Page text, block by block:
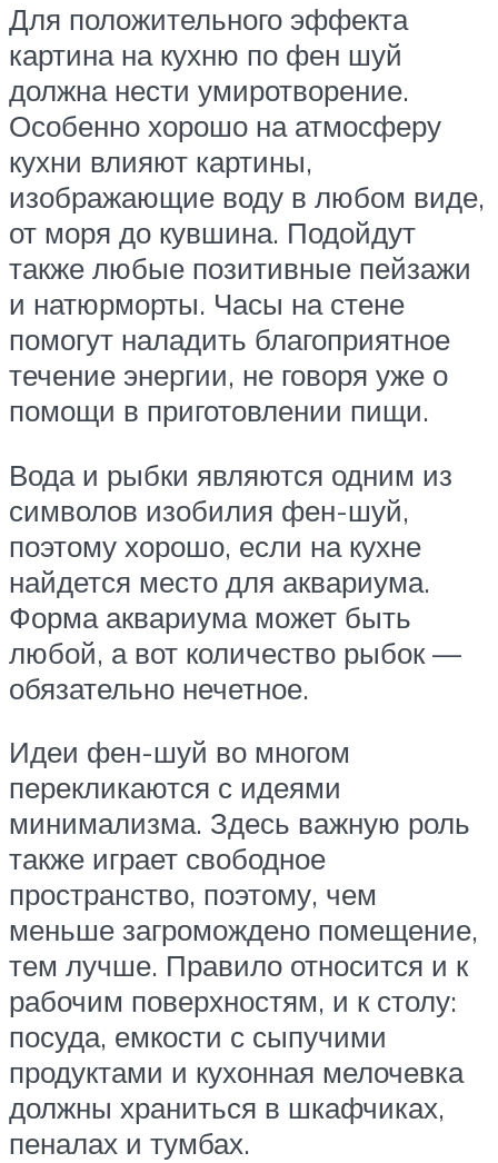
Для положительного эффекта
картина на кухню по фен шуй
должна нести умиротворение.
Особенно хорошо на атмосферу
кухни влияют картины,
изображающие воду в любом виде,
от моря до кувшина. Подойдут
также любые позитивные пейзажи
и натюрморты. Часы на стене
помогут наладить благоприятное
течение энергии, не говоря уже о
помощи в приготовлении пищи.
Вода и рыбки являются одним из
символов изобилия фен-шуй,
поэтому хорошо, если на кухне
найдется место для аквариума.
Форма аквариума может быть
любой, а вот количество рыбок —
обязательно нечетное.
Идеи фен-шуй во многом
перекликаются с идеями
минимализма. Здесь важную роль
также играет свободное
пространство, поэтому, чем
меньше загромождено помещение,
тем лучше. Правило относится и к
рабочим поверхностям, и к столу:
посуда, емкости с сыпучими
продуктами и кухонная мелочевка
должны храниться в шкафчиках,
пеналах и тумбах.